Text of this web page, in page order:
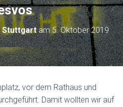
Stuttgartam5. Oktober 2019
vor dem Rathaus und
Damit wollten wir auf